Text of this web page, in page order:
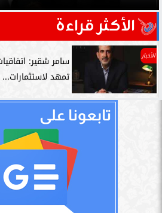
الأكثر قراءة
الأخبار
تمهد لاستثمارات...